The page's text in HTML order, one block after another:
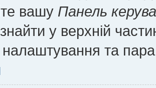
вашу Панель
у верхній
налаштування та